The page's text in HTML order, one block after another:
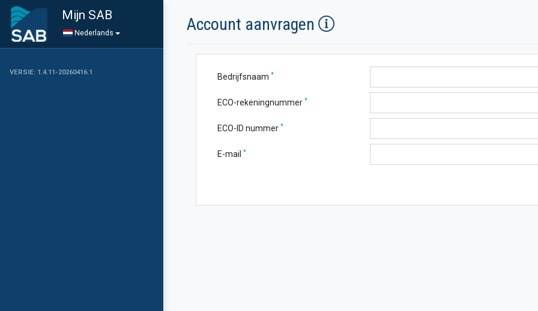
Mijn SAB
Nederlands
VERSIE: 1.4.11-20260416.1
Account aanvragen
Bedrijfsnaam *
ECO-rekeningnummer *
ECO-ID nummer *
E-mail *